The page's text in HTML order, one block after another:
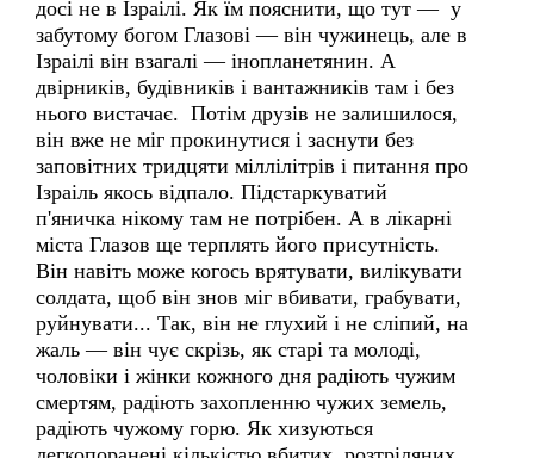
досі не в Ізраілі. Як їм пояснити, що тут — у
забутому богом Глазові — він чужинець, але в
Ізраілі він взагалі — інопланетянин. А
двірників, будівників і вантажників там і без
нього вистачає. Потім друзів не залишилося,
він вже не міг прокинутися і заснути без
заповітних тридцяти міллілітрів і питання про
Ізраіль якось відпало. Підстаркуватий
п'яничка нікому там не потрібен. А в лікарні
міста Глазов ще терплять його присутність.
Він навіть може когось врятувати, вилікувати
солдата, щоб він знов міг вбивати, грабувати,
руйнувати... Так, він не глухий і не сліпий, на
жаль — він чує скрізь, як старі та молоді,
чоловіки і жінки кожного дня радіють чужим
смертям, радіють захопленню чужих земель,
радіють чужому горю. Як хизуються